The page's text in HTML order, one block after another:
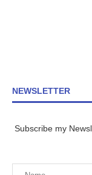
NEWSLETTER
Subscribe my